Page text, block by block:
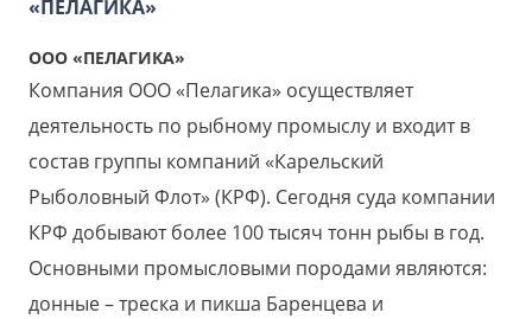
ООО «ПЕЛАГИКА»
Компания ООО «Пелагика» осуществляет
деятельность по рыбному промыслу и входит в
состав группы компаний «Карельский
Рыболовный Флот» (КРФ). Сегодня суда компании
КРФ добывают более 100 тысяч тонн рыбы в год.
Основными промысловыми породами являются:
донные – треска и пикша Баренцева и